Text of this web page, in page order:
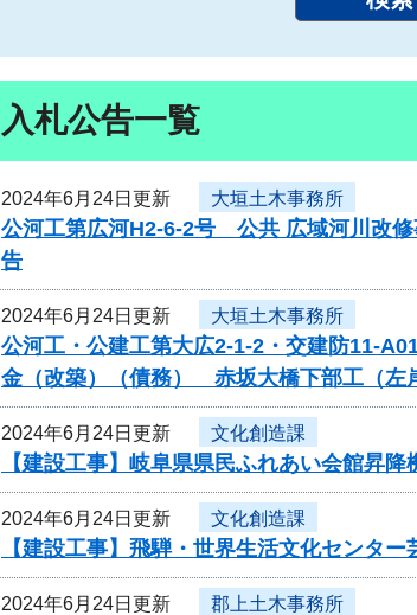
入札公告一覧
2024年6月24日更新 大垣土木事務所
公河工第広河H2-6-2号 公共 広域河川改
告
2024年6月24日更新 大垣土木事務所
公河工・公建工第大広2-1-2・交建防11-
金（改築）（債務） 赤坂大橋下部工（左
2024年6月24日更新 文化創造課
【建設工事】岐阜県県民ふれあい会館昇
2024年6月24日更新 文化創造課
【建設工事】飛騨・世界生活文化センタ
2024年6月24日更新 郡上土木事務所